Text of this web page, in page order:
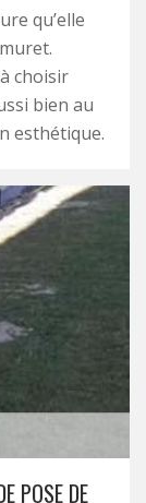
qu’elle
choisir
bien au
esthétique.
POSE DE